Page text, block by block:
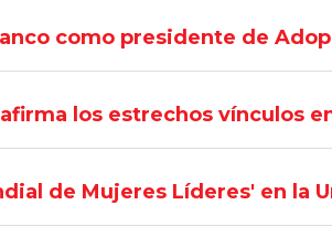
como presidente de
los estrechos vínculos
de Mujeres Líderes' en la